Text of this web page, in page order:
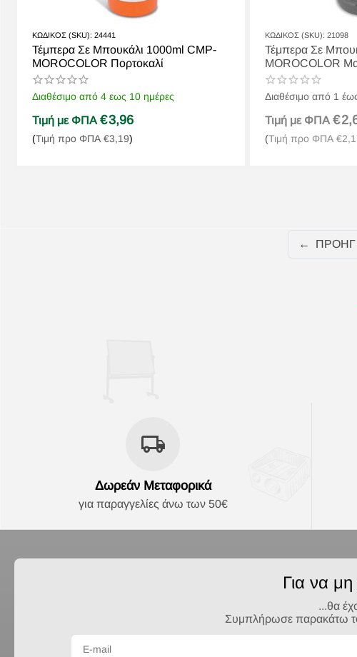
ΚΩΔΙΚΟΣ (SKU): 24441
Τέμπερα Σε Μπουκάλι 1000ml CMP-
MOROCOLOR Πορτοκαλί
Διαθέσιμο από 4 εως 10 ημέρες
Τιμή με ΦΠΑ €3,96
(Τιμή προ ΦΠΑ €3,19)
ΚΩΔΙΚΟΣ (SKU): 21098
Τέμπερα Σε
MOROCOLOR
Διαθέσιμο από 1
Τιμή με ΦΠΑ €
(Τιμή προ ΦΠΑ €
ΠΡΟΗΓ
Δωρεάν Μεταφορικά
για παραγγελίες άνω των 50€
Για να
...θα
Συμπλήρωσε παρακάτω